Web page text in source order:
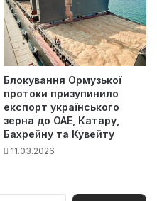
Блокування Ормузької
протоки призупинило
експорт українського
зерна до ОАЕ, Катару,
Бахрейну та Кувейту
11.03.2026